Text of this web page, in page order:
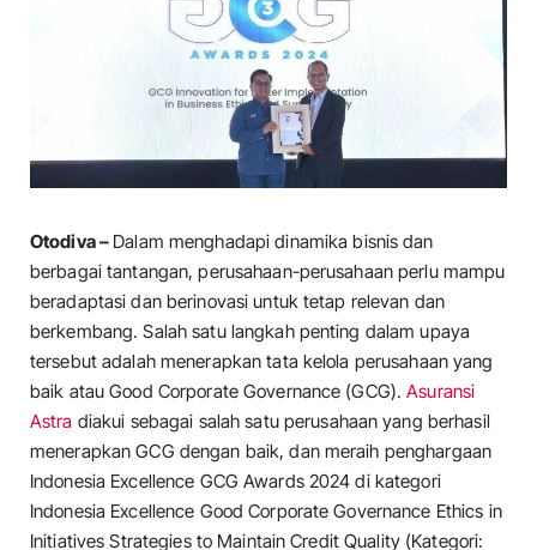
Otodiva – Dalam menghadapi dinamika bisnis dan
berbagai tantangan, perusahaan-perusahaan perlu mampu
beradaptasi dan berinovasi untuk tetap relevan dan
berkembang. Salah satu langkah penting dalam upaya
tersebut adalah menerapkan tata kelola perusahaan yang
baik atau Good Corporate Governance (GCG).Asuransi
Astra diakui sebagai salah satu perusahaan yang berhasil
menerapkan GCG dengan baik, dan meraih penghargaan
Indonesia Excellence GCG Awards 2024 di kategori
Indonesia Excellence Good Corporate Governance Ethics in
Initiatives Strategies to Maintain Credit Quality (Kategori: